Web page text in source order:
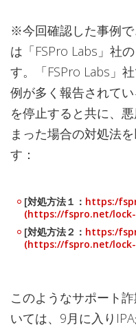
※今回確認した事例
は「FSPro Labs」社
す。「FSPro Labs」
例が多く報告されて
を停止すると共に、
まった場合の対処法
す：
[対処方法１： https:/
(https://fspro.net/lock-
[対処方法２： https:/
(https://fspro.net/lock-
このようなサポート
いては、9月に入り